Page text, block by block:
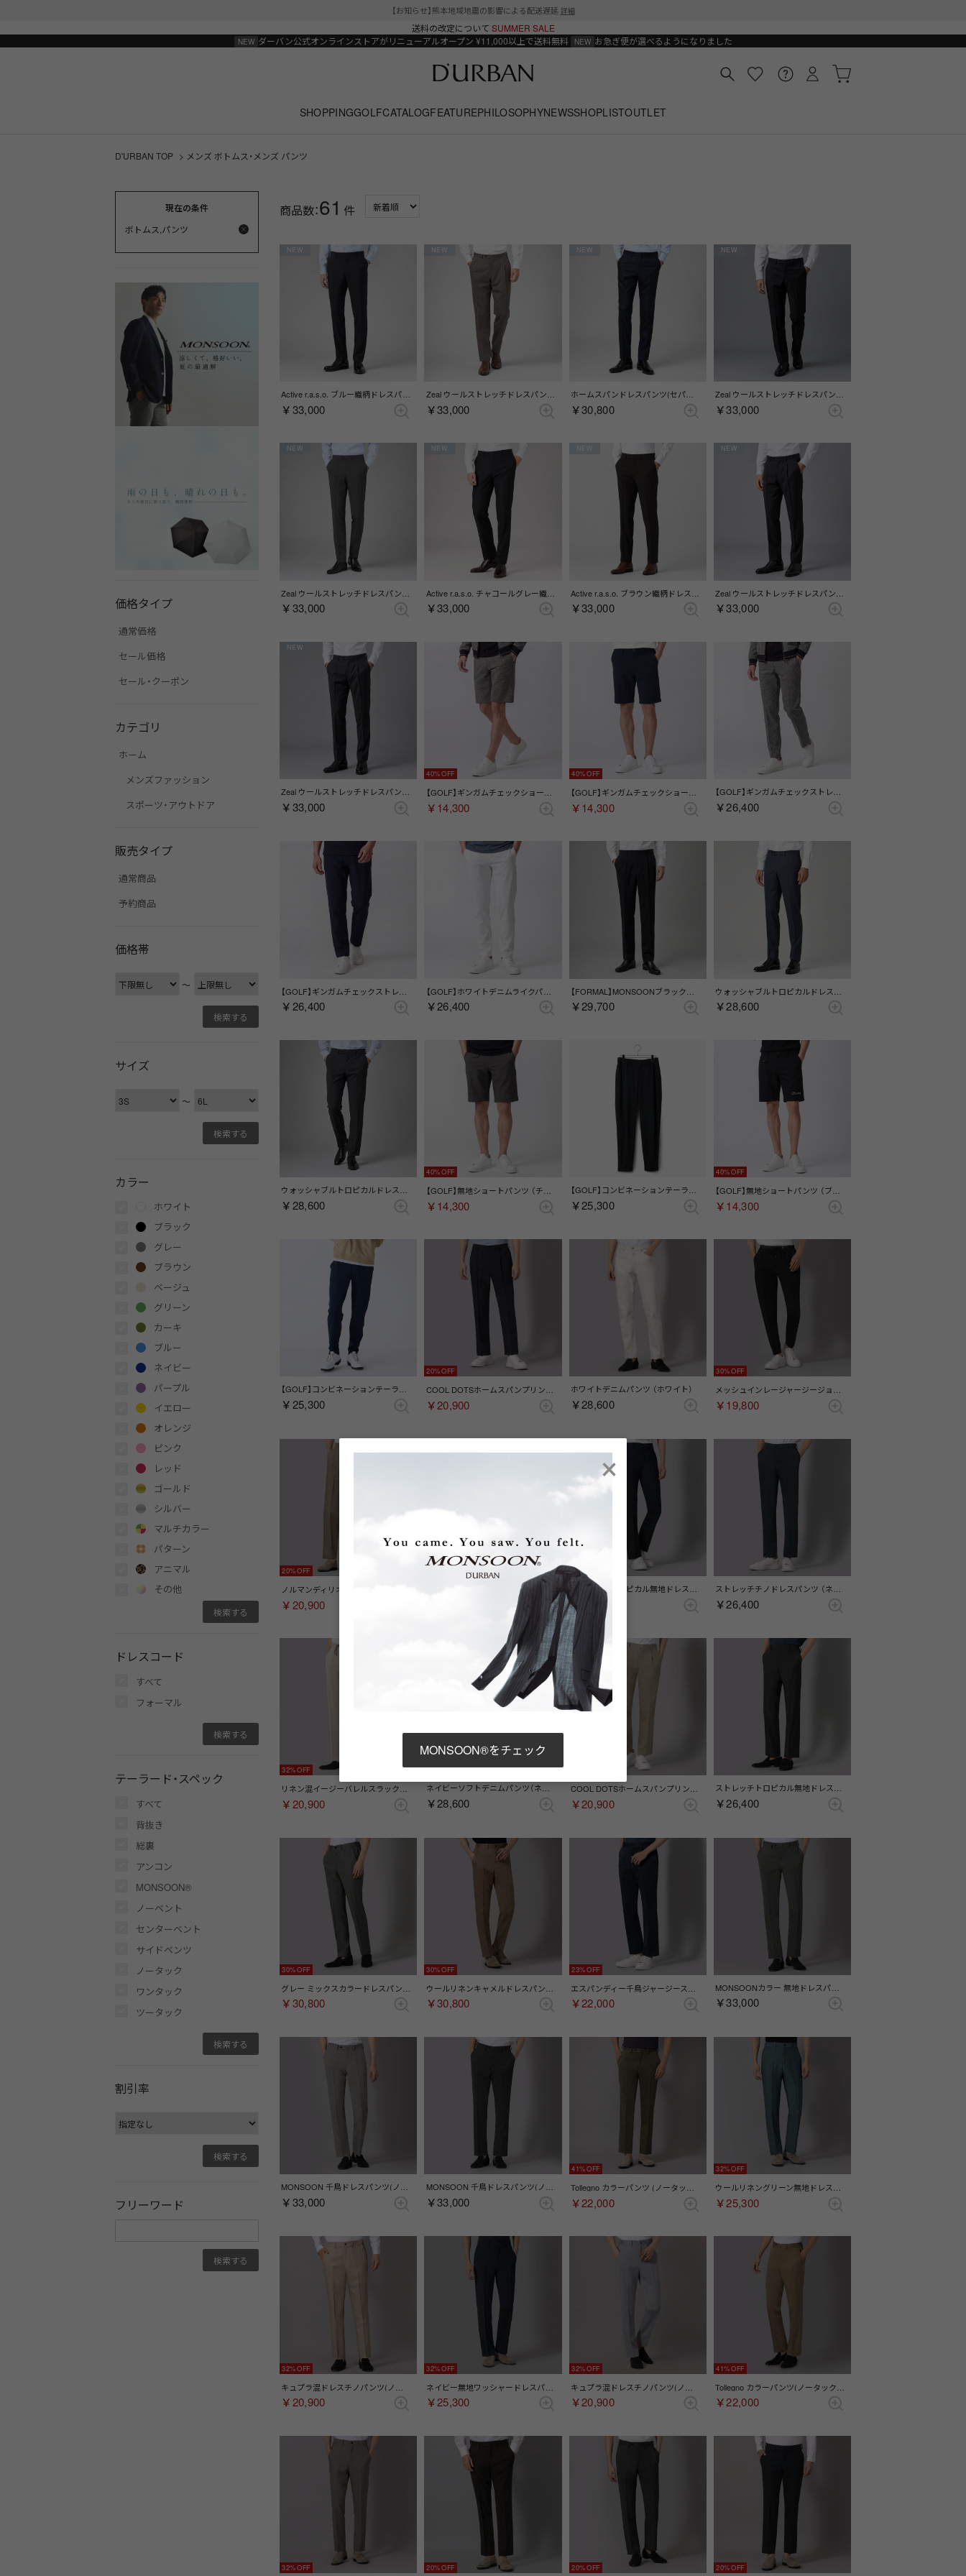
【お知らせ】熊本地域地震の影響による配送遅延 詳細
送料の改定について SUMMER SALE
ダーバン公式オンラインストアがリニューアルオープン ¥11,000以上で送料無料 お急ぎ便が選べるようになりました
SHOPPINGGOLFCATALOGFEATUREPHILOSOPHYNEWSSHOPLISTOUTLET
D'URBAN TOP > メンズ ボトムス・メンズ パンツ
現在の条件
ボトムス,パンツ
価格タイプ
通常価格
セール価格
セール・クーポン
カテゴリ
ホーム
メンズファッション
スポーツ・アウトドア
販売タイプ
通常商品
予約商品
価格帯
〜
サイズ
〜
カラー
ホワイト
ブラック
グレー
ブラウン
ベージュ
グリーン
カーキ
ブルー
ネイビー
パープル
イエロー
オレンジ
ピンク
レッド
ゴールド
シルバー
マルチカラー
パターン
アニマル
その他
ドレスコード
すべて
フォーマル
テーラード・スペック
すべて
背抜き
総裏
アンコン
MONSOON®
ノーベント
センターベント
サイドベンツ
ノータック
ワンタック
ツータック
割引率
フリーワード
商品数：61 件
NEW
Active r.a.s.o. ブルー織柄ドレスパンツ(ノータック) （ブルー）
￥33,000
NEW
Zeal ウールストレッチドレスパンツ(ワンタック) （ブラウン）
￥33,000
NEW
ホームスパンドレスパンツ(セパレーツ)(ノータック) （ブルー）
￥30,800
NEW
Zeal ウールストレッチドレスパンツ(ノータック) （チャコールグレー）
￥33,000
NEW
￥33,000
NEW
Active r.a.s.o. チャコールグレー織柄ドレスパンツ(ノータック) （チャコール）
￥33,000 ￥33,000
NEW
￥33,000
NEW
￥33,000
40%
￥14,300
40%
￥14,300 ￥26,400
￥26,400 ￥26,400 ￥29,700 ￥28,600
￥28,600
40%
￥14,300 ￥25,300
40%
￥14,300
【GOLF】コンビネーションテーラードパンツ （ネイビー）
￥25,300
20%
COOL DOTSホームスパンプリントスラックス （ネイビー）
￥20,900
ホワイトデニムパンツ （ホワイト）
￥28,600
30%
メッシュインレージャージージョガーカーゴパンツ （ブラック）
￥19,800
20%
￥20,900 ￥26,400 ￥26,400
32%
リネン混イージーバレルスラックス （ベージュ）
￥20,900
ネイビーソフトデニムパンツ（ネイビー）
￥28,600
COOL DOTSホームスパンプリントスラックス （ベージュ）
￥20,900
ストレッチトロピカル無地ドレスパンツ(セパレーツ)（グレー）
￥26,400
30%
￥30,800
30%
￥30,800
23%
￥22,000 ￥33,000
￥33,000 ￥33,000
41%
￥22,000
32%
￥25,300
32%
￥20,900
32%
￥25,300
32%
￥20,900
41%
￥22,000
32% 20% 20% 20%
×
MONSOON®をチェック